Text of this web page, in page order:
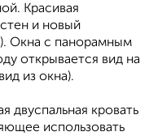
Красивая
и новый
Окна с панорамным
открывается вид на
из окна).
двуспальная кровать
использовать